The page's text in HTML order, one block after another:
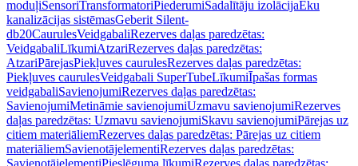
moduļiSensoriTransformatoriPiederumiSadalītāju izolācijaĒku
kanalizācijas sistēmasGeberit Silent-
db20CaurulesVeidgabaliRezerves daļas paredzētas:
VeidgabaliLīkumiAtzariRezerves daļas paredzētas:
AtzariPārejasPiekļuves caurulesRezerves daļas paredzētas:
Piekļuves caurulesVeidgabali SuperTubeLīkumiĪpašas formas
veidgabaliSavienojumiRezerves daļas paredzētas:
SavienojumiMetināmie savienojumiUzmavu savienojumiRezerves
daļas paredzētas: Uzmavu savienojumiSkavu savienojumiPārejas uz
citiem materiāliemRezerves daļas paredzētas: Pārejas uz citiem
materiāliemSavienotājelementiRezerves daļas paredzētas:
SavienotājelementiPieslēguma līkumiRezerves daļas paredzētas: